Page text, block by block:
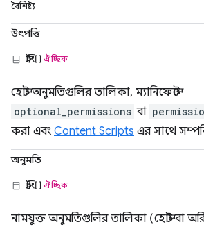
বৈশিষ্ট্য
উৎপত্তি
স্ট্রিং[] ঐচ্ছিক
হোস্ট অনুমতিগুলির তালিকা, ম্যানিফেস্টে
optional_permissions বা
করা এবং Content Scripts এর সাথে
অনুমতি
স্ট্রিং[] ঐচ্ছিক
নামযুক্ত অনুমতিগুলির তালিকা (হোস্ট বা